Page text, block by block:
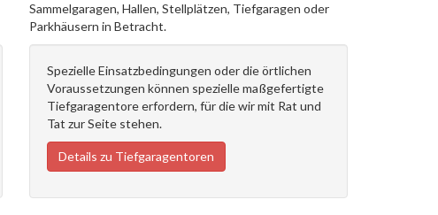
Sammelgaragen, Hallen, Stellplätzen, Tiefgaragen oder
Parkhäusern in Betracht.
Spezielle Einsatzbedingungen oder die örtlichen
Voraussetzungen können spezielle maßgefertigte
Tiefgaragentore erfordern, für die wir mit Rat und
Tat zur Seite stehen.
Details zu Tiefgaragentoren